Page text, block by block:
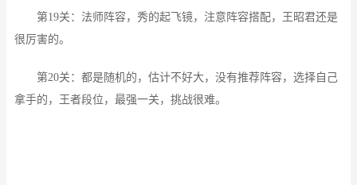
第19关：法师阵容，秀的起飞镜，注意阵容搭配，王昭君还是
很厉害的。
第20关：都是随机的，估计不好大，没有推荐阵容，选择自己
拿手的，王者段位，最强一关，挑战很难。